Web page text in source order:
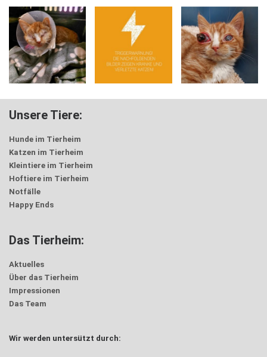
Unsere Tiere:
Hunde im Tierheim
Katzen im Tierheim
Kleintiere im Tierheim
Hoftiere im Tierheim
Notfälle
Happy Ends
Das Tierheim:
Aktuelles
Über das Tierheim
Impressionen
Das Team
Wir werden untersützt durch: